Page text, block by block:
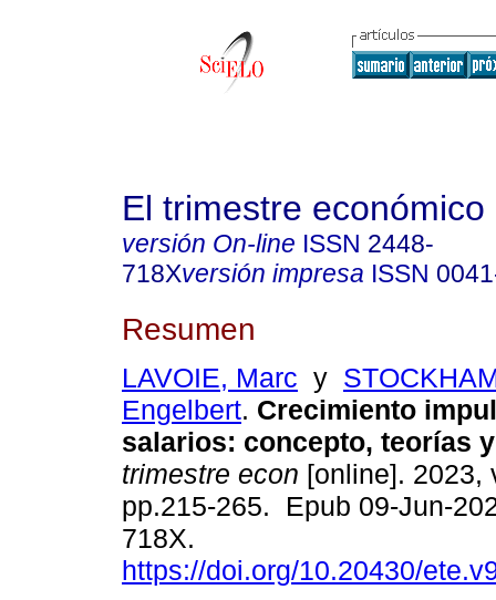
El trimestre económico
versión On-line ISSN 2448-
718Xversión impresa ISSN
Resumen
LAVOIE, Marc y
Engelbert. Crecimiento
salarios: concepto, teorías
trimestre econ [online]. 2023,
pp.215-265. Epub 09-Jun-
718X.
https://doi.org/10.20430/